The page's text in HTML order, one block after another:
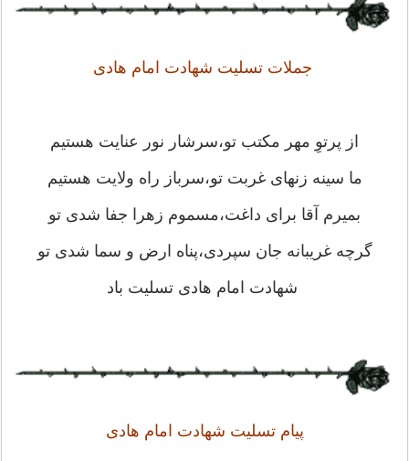
جملات تسلیت شهادت امام هادی
از پرتوِ مهر مکتب تو،سرشار نور عنایت هستیم
ما سینه زنهای غربت تو،سرباز راه ولایت هستیم
بمیرم آقا برای داغت،مسموم زهرا جفا شدی تو
گرچه غریبانه جان سپردی،پناه ارض و سما شدی تو
شهادت امام هادی تسلیت باد
پیام تسلیت شهادت امام هادی